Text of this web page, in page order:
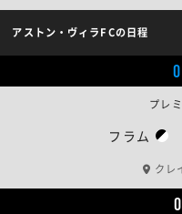
アストン・ヴィラFCの日程
フラム
プレ
クレ